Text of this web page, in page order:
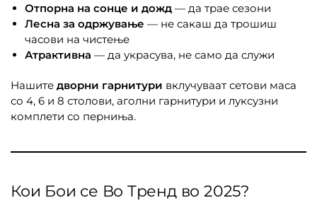
Отпорна на сонце и дожд — да трае сезони
Лесна за одржување — не сакаш да трошиш
часови на чистење
Атрактивна — да украсува, не само да служи
Нашите дворни гарнитури вклучуваат сетови маса
со 4, 6 и 8 столови, аголни гарнитури и луксузни
комплети со перниња.
Кои Бои се Во Тренд во 2025?